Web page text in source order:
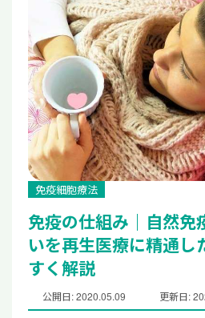
免疫細胞療法
免疫の仕組み｜自然免
いを再生医療に精通し
すく解説
公開日: 2020.05.09 更新日: